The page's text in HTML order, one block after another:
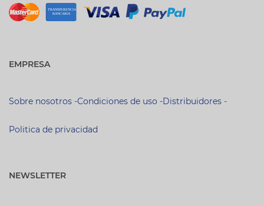
EMPRESA
Sobre nosotros -Condiciones de uso -Distribuidores -
Politica de privacidad
NEWSLETTER